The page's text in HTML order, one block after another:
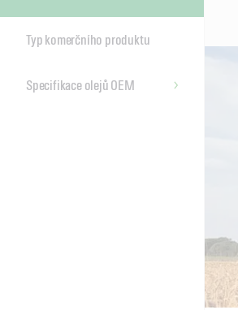
Typ komerčního produktu
Specifikace olejů OEM